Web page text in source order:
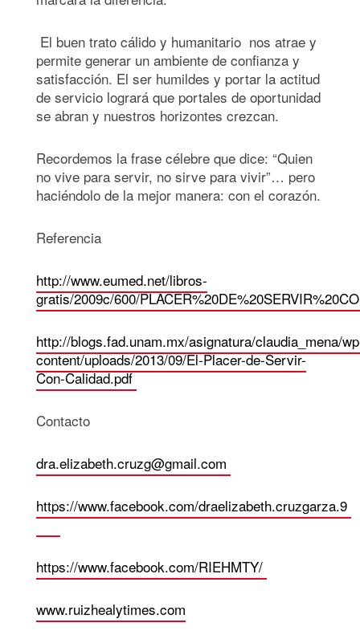
El buen trato cálido y humanitario nos atrae y
permite generar un ambiente de confianza y
satisfacción. El ser humildes y portar la actitud
de servicio logrará que portales de oportunidad
se abran y nuestros horizontes crezcan.
Recordemos la frase célebre que dice: “Quien
no vive para servir, no sirve para vivir”… pero
haciéndolo de la mejor manera: con el corazón.
Referencia
http://www.eumed.net/libros-
gratis/2009c/600/
http://blogs.fad.unam.mx/asignatura/claudia_mena/
content/uploads/2013/09/El-Placer-de-Servir-
Con-Calidad.pdf
Contacto
dra.elizabeth.cruzg@gmail.com
https://www.facebook.com/draelizabeth.cruzgarza.9
https://www.facebook.com/RIEHMTY/
www.ruizhealytimes.com